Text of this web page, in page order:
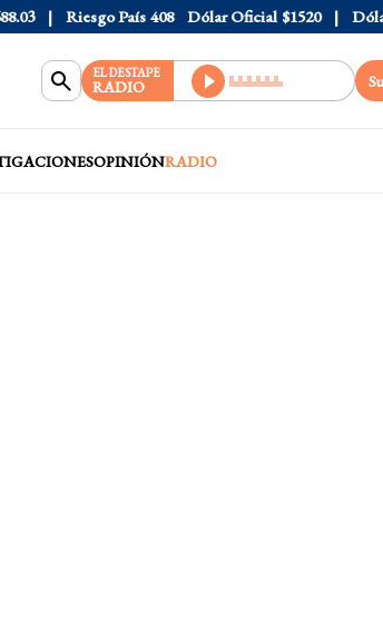
Riesgo País 408 Dólar Oficial $1520 Dólar
EL DESTAPE
RADIO
OPINIÓNRADIO